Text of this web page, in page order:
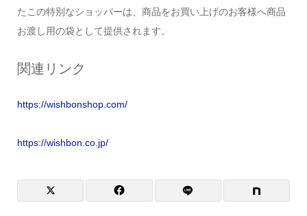
たこの特別なショッパーは、商品をお買い上げのお客様へ商品
お渡し用の袋として提供されます。
関連リンク
https://wishbonshop.com/
https://wishbon.co.jp/